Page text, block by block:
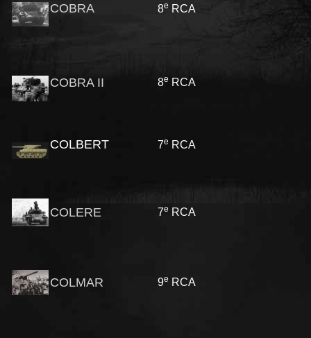
COBRA 8e RCA
COBRA II 8e RCA
COLBERT 7e RCA
COLERE 7e RCA
COLMAR 9e RCA